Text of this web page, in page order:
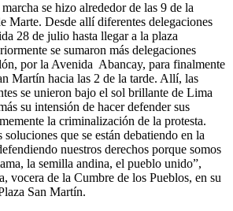
se hizo alrededor de las 9 de la
Marte. Desde allí diferentes delegaciones
28 de julio hasta llegar a la plaza
se sumaron más delegaciones
por la Avenida Abancay, para finalmente
Martín hacia las 2 de la tarde. Allí, las
se unieron bajo el sol brillante de Lima
su intensión de hacer defender sus
la criminalización de la protesta.
soluciones que se están debatiendo en la
nuestros derechos porque somos
la semilla andina, el pueblo unido”,
vocera de la Cumbre de los Pueblos, en su
San Martín.